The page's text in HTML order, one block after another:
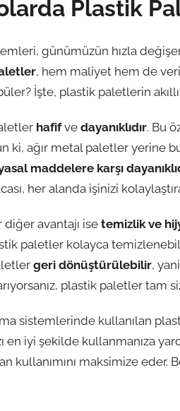
Plastik
günümüzün hızla
, hem maliyet hem de
İşte, plastik paletlerin
hafifve dayanıklıdır. Bu
ki, ağır metal paletler yerine
maddelere karşı
her alanda işinizi
avantajı ise temizlik ve
paletler kolayca
geri dönüştürülebilir,
plastik paletler tam
sistemlerinde kullanılan
en iyi şekilde kullanmanıza
kullanımını maksimize